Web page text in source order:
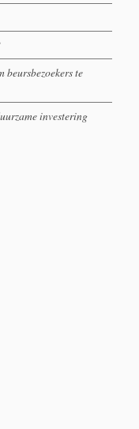
beursbezoekers te
investering